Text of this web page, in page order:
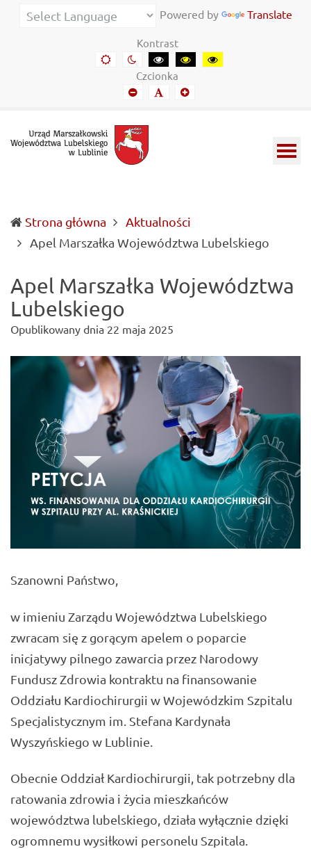
Urząd
Informacje
Lubelszczyźnie
Powered by Translate
Kontrast
Domyślny
kontrast
Kontrast
nocny
Kontrast
czarny-
biały
Kontrast
czarny-
Kontrast
żółto-
Czcionka
Mniejszy
font
Domyślny
font
Mniejszy
Strona główna
Aktualności
Apel Marszałka Województwa Lubelskiego
Apel Marszałka Województwa
Lubelskiego
Opublikowany dnia 22 maja 2025
Szanowni Państwo,
w imieniu Zarządu Województwa Lubelskiego
zwracam się z gorącym apelem o poparcie
inicjatywy pilnego zawarcia przez Narodowy
Fundusz Zdrowia kontraktu na finansowanie
Oddziału Kardiochirurgii w Wojewódzkim Szpitalu
Specjalistycznym im. Stefana Kardynała
Wyszyńskiego w Lublinie.
Obecnie Oddział Kardiochirurgii, tak potrzebny dla
ratowania zdrowia i życia mieszkańców
województwa lubelskiego, działa wyłącznie dzięki
ogromnemu wysiłkowi personelu Szpitala.